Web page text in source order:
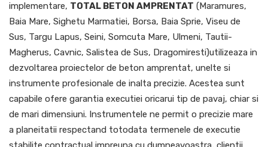
implementare, TOTAL BETON AMPRENTAT (Maramures,
Baia Mare, Sighetu Marmatiei, Borsa, Baia Sprie, Viseu de
Sus, Targu Lapus, Seini, Somcuta Mare, Ulmeni, Tautii-
Magherus, Cavnic, Salistea de Sus, Dragomiresti)utilizeaza in
dezvoltarea proiectelor de beton amprentat, unelte si
instrumente profesionale de inalta precizie. Acestea sunt
capabile ofere garantia executiei oricarui tip de pavaj, chiar si
de mari dimensiuni. Instrumentele ne permit o precizie mare
a planeitatii respectand totodata termenele de executie